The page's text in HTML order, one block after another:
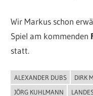
Wir Markus schon
Spiel am kommenden
statt.
ALLGEMEIN
ALEXANDER DUBS DIRK
JÖRG KUHLMANN